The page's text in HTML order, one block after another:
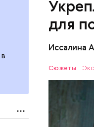
для
Иссалина
Сюжеты: